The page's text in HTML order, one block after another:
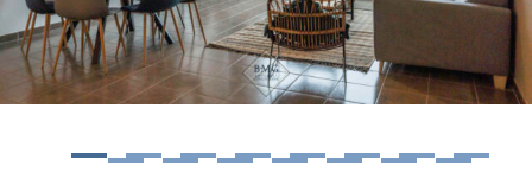
1 2 3 4 5 6 7 8
9 10 11 12 13 14 15